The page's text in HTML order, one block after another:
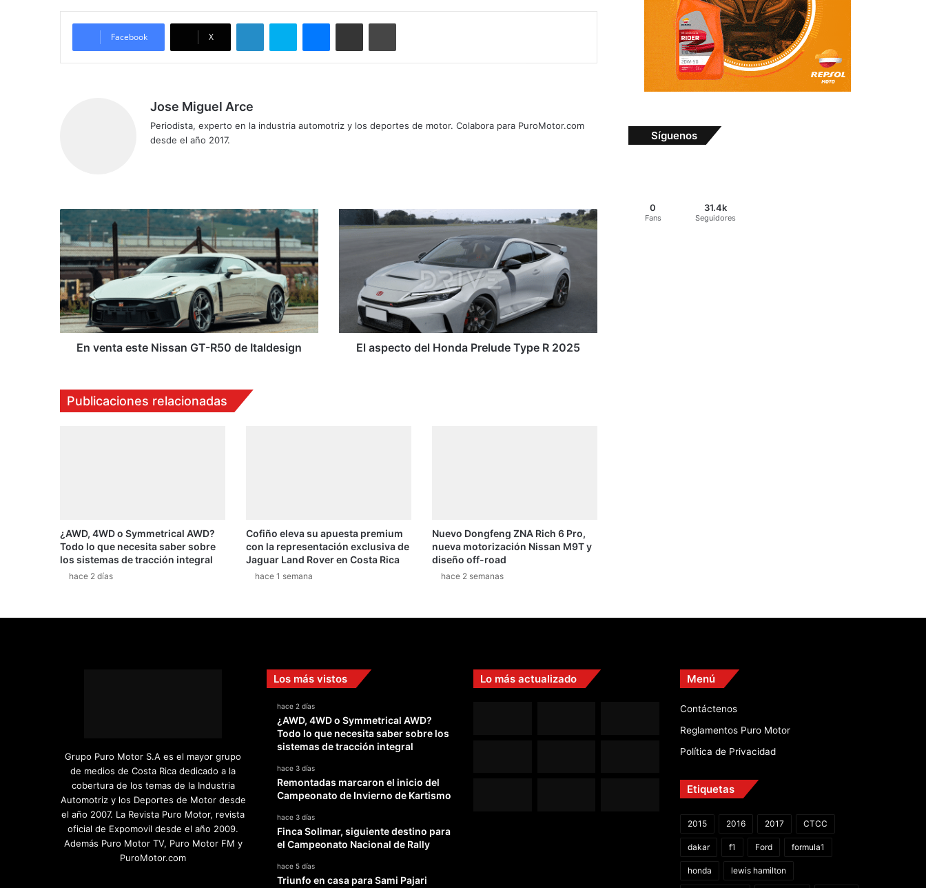
Facebook X
LinkedInSkype MessengerCompartir por correo electrónicoImprimir
Jose Miguel Arce
Periodista, experto en la industria automotriz y los deportes de motor. Colabora para PuroMotor.com
desde el año 2017.
venta
este
Nissan
GT-
R50
de
Italdesign
En venta este Nissan GT-R50 de Italdesign
aspecto
Prelude
2025
El aspecto del Honda Prelude Type R 2025
Publicaciones relacionadas
¿AWD, 4WD o Symmetrical AWD?
Todo lo que necesita saber sobre
los sistemas de tracción integral
hace 2 días
Cofiño eleva su apuesta premium
con la representación exclusiva de
Jaguar Land Rover en Costa Rica
hace 1 semana
Nuevo Dongfeng ZNA Rich 6 Pro,
nueva motorización Nissan M9T y
diseño off-road
hace 2 semanas
Síguenos
0
Fans
31.4k
Seguidores
Grupo Puro Motor S.A es el mayor grupo
de medios de Costa Rica dedicado a la
cobertura de los temas de la Industria
Automotriz y los Deportes de Motor desde
el año 2007. La Revista Puro Motor, revista
oficial de Expomovil desde el año 2009.
Además Puro Motor TV, Puro Motor FM y
PuroMotor.com
Los más vistos
hace 2 días
¿AWD, 4WD o Symmetrical AWD?
Todo lo que necesita saber sobre los
sistemas de tracción integral
hace 3 días
Remontadas marcaron el inicio del
Campeonato de Invierno de Kartismo
hace 3 días
Finca Solimar, siguiente destino para
el Campeonato Nacional de Rally
hace 5 días
Triunfo en casa para Sami Pajari
Lo más actualizado Menú
Contáctenos
Reglamentos Puro Motor
Política de Privacidad
Etiquetas
2015 2016 2017 CTCC
dakar f1 Ford formula1
honda lewis hamilton